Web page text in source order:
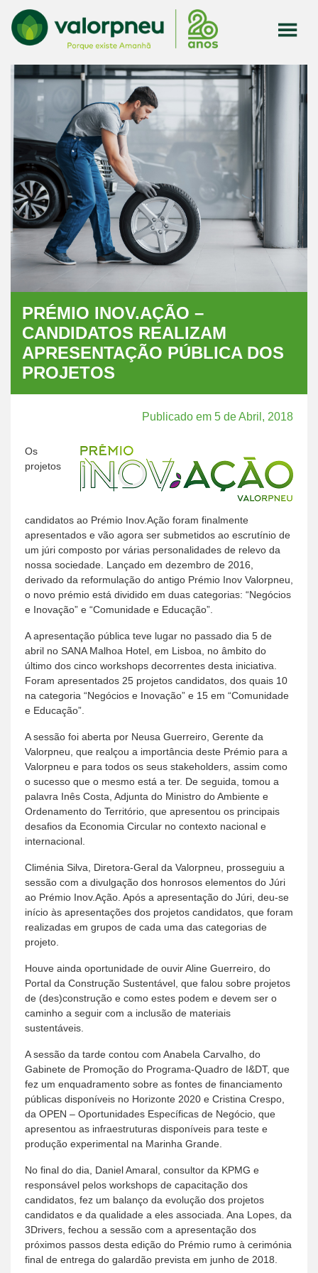
PRÉMIO INOV.AÇÃO –
CANDIDATOS REALIZAM
APRESENTAÇÃO PÚBLICA DOS
PROJETOS
Publicado em 5 de Abril, 2018
Os
projetos
candidatos ao Prémio Inov.Ação foram finalmente
apresentados e vão agora ser submetidos ao escrutínio de
um júri composto por várias personalidades de relevo da
nossa sociedade. Lançado em dezembro de 2016,
derivado da reformulação do antigo Prémio Inov Valorpneu,
o novo prémio está dividido em duas categorias: “Negócios
e Inovação” e “Comunidade e Educação”.
A apresentação pública teve lugar no passado dia 5 de
abril no SANA Malhoa Hotel, em Lisboa, no âmbito do
último dos cinco workshops decorrentes desta iniciativa.
Foram apresentados 25 projetos candidatos, dos quais 10
na categoria “Negócios e Inovação” e 15 em “Comunidade
e Educação”.
A sessão foi aberta por Neusa Guerreiro, Gerente da
Valorpneu, que realçou a importância deste Prémio para a
Valorpneu e para todos os seus stakeholders, assim como
o sucesso que o mesmo está a ter. De seguida, tomou a
palavra Inês Costa, Adjunta do Ministro do Ambiente e
Ordenamento do Território, que apresentou os principais
desafios da Economia Circular no contexto nacional e
internacional.
Climénia Silva, Diretora-Geral da Valorpneu, prosseguiu a
sessão com a divulgação dos honrosos elementos do Júri
ao Prémio Inov.Ação. Após a apresentação do Júri, deu-se
início às apresentações dos projetos candidatos, que foram
realizadas em grupos de cada uma das categorias de
projeto.
Houve ainda oportunidade de ouvir Aline Guerreiro, do
Portal da Construção Sustentável, que falou sobre projetos
de (des)construção e como estes podem e devem ser o
caminho a seguir com a inclusão de materiais
sustentáveis.
A sessão da tarde contou com Anabela Carvalho, do
Gabinete de Promoção do Programa-Quadro de I&DT, que
fez um enquadramento sobre as fontes de financiamento
públicas disponíveis no Horizonte 2020 e Cristina Crespo,
da OPEN – Oportunidades Específicas de Negócio, que
apresentou as infraestruturas disponíveis para teste e
produção experimental na Marinha Grande.
No final do dia, Daniel Amaral, consultor da KPMG e
responsável pelos workshops de capacitação dos
candidatos, fez um balanço da evolução dos projetos
candidatos e da qualidade a eles associada. Ana Lopes, da
3Drivers, fechou a sessão com a apresentação dos
próximos passos desta edição do Prémio rumo à cerimónia
final de entrega do galardão prevista em junho de 2018.